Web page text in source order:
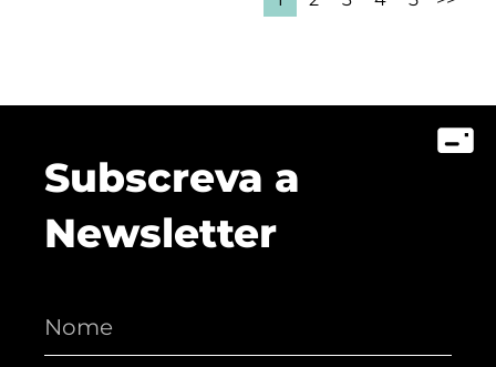
Subscreva a
Newsletter